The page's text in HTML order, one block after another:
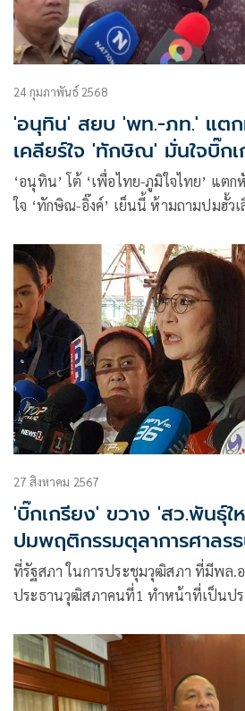
24 กุมภาพันธ์ 2568
'อนุทิน' สยบ 'พท.-ภท.' แต
เคลียร์ใจ 'ทักษิณ' มั่นใจบิ๊กเ
‘อนุทิน’ โต้ ‘เพื่อไทย-ภูมิใจไทย’ แตก
ใจ ‘ทักษิณ-อิ๊งค์’ เย็นนี้ ห้ามถามปมฮั้วเ
27 สิงหาคม 2567
'บิ๊กเกรียง' ขวาง 'สว.พันธุ์
ปมพฤติกรรมตุลาการศาลร
จริยธรรม
ที่รัฐสภา ในการประชุมวุฒิสภา ที่มีพล.อ.
ประธานวุฒิสภาคนที่1 ทำหน้าที่เป็นปร